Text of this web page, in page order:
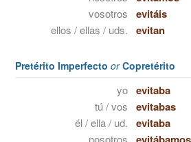
vosotros evitáis
ellos / ellas / uds. evitan
Pretérito Imperfecto orCopretérito
yo evitaba
tú / vos evitabas
él / ella / ud. evitaba
nosotros